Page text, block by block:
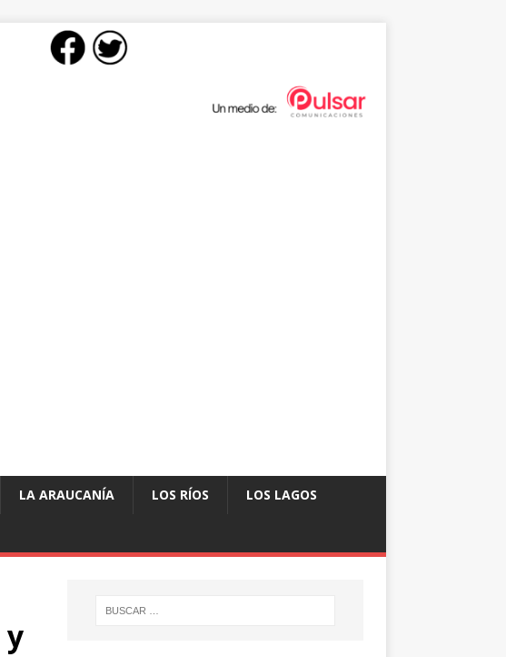
LA ARAUCANÍA LOS RÍOS LOS LAGOS
y